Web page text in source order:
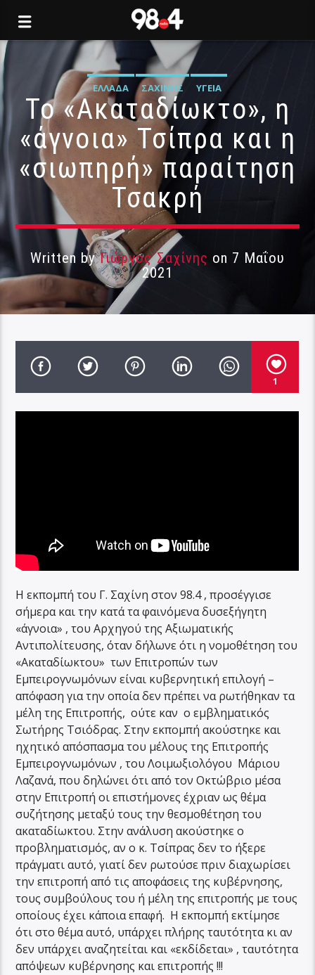
ΕΛΛΆΔΑ ΣΑΧΊΝΗΣ ΥΓΕΊΑ
Το «Ακαταδίωκτο», η
«άγνοια» Τσίπρα και η
«σιωπηρή» παραίτηση
Τσακρή
Written byΓιώργος Σαχίνης on 7 Μαΐου
2021
1
Η εκπομπή του Γ. Σαχίνη στον 98.4 , προσέγγισε
σήμερα και την κατά τα φαινόμενα δυσεξήγητη
«άγνοια» , του Αρχηγού της Αξιωματικής
Αντιπολίτευσης, όταν δήλωνε ότι η νομοθέτηση του
«Ακαταδίωκτου» των Επιτροπών των
Εμπειρογνωμόνων είναι κυβερνητική επιλογή –
απόφαση για την οποία δεν πρέπει να ρωτήθηκαν τα
μέλη της Επιτροπής, ούτε καν ο εμβληματικός
Σωτήρης Τσιόδρας. Στην εκπομπή ακούστηκε και
ηχητικό απόσπασμα του μέλους της Επιτροπής
Εμπειρογνωμόνων , του Λοιμωξιολόγου Μάριου
Λαζανά, που δηλώνει ότι από τον Οκτώβριο μέσα
στην Επιτροπή οι επιστήμονες έχριαν ως θέμα
συζήτησης μεταξύ τους την θεσμοθέτηση του
ακαταδίωκτου. Στην ανάλυση ακούστηκε ο
προβληματισμός, αν ο κ. Τσίπρας δεν το ήξερε
πράγματι αυτό, γιατί δεν ρωτούσε πριν διαχωρίσει
την επιτροπή από τις αποφάσεις της κυβέρνησης,
τους συμβούλους του ή μέλη της επιτροπής με τους
οποίους έχει κάποια επαφή. Η εκπομπή εκτίμησε
ότι στο θέμα αυτό, υπάρχει πλήρης ταυτότητα κι αν
δεν υπάρχει αναζητείται και «εκδίδεται» , ταυτότητα
απόψεων κυβέρνησης και επιτροπής !!!